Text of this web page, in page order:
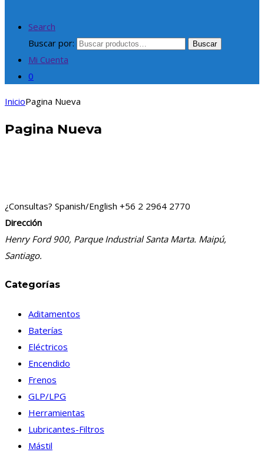
Search
Buscar por:
Buscar
Mi Cuenta
0
InicioPagina Nueva
Pagina Nueva
¿Consultas? Spanish/English +56 2 2964 2770
Dirección
Henry Ford 900, Parque Industrial Santa Marta. Maipú,
Santiago.
Categorías
Aditamentos
Baterías
Eléctricos
Encendido
Frenos
GLP/LPG
Herramientas
Lubricantes-Filtros
Mástil